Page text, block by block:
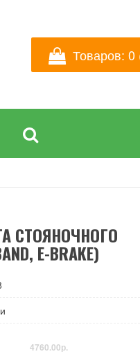
Товаров: 0
СТОЯНОЧНОГО
E-BRAKE)
4760.00р.